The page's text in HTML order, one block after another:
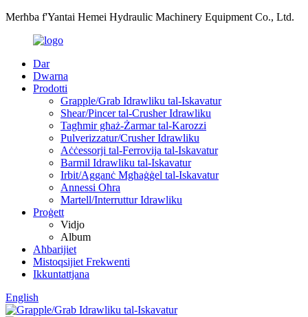
Merħba f'Yantai Hemei Hydraulic Machinery Equipment Co., Ltd.
Dar
Dwarna
Prodotti
Grapple/Grab Idrawliku tal-Iskavatur
Shear/Pincer tal-Crusher Idrawliku
Tagħmir għaż-Żarmar tal-Karozzi
Pulverizzatur/Crusher Idrawliku
Aċċessorji tal-Ferrovija tal-Iskavatur
Barmil Idrawliku tal-Iskavatur
Irbit/Agganċ Mgħaġġel tal-Iskavatur
Annessi Oħra
Martell/Interruttur Idrawliku
Proġett
Vidjo
Album
Aħbarijiet
Mistoqsijiet Frekwenti
Ikkuntattjana
English